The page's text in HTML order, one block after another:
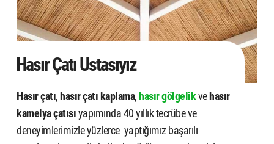
Hasır Çatı Ustasıyız
Hasır çatı, hasır çatı kaplama, hasır gölgelikve hasır
kamelya çatısıyapımında 40 yıllık tecrübe ve
deneyimlerimizle yüzlerce yaptığımız başarılı